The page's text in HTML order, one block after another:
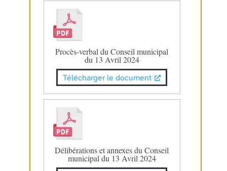
Procès-verbal du Conseil municipal
du 13 Avril 2024
Télécharger le document
Délibérations et annexes du Conseil
municipal du 13 Avril 2024